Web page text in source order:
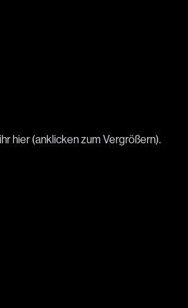
hier (anklicken zum Vergrößern).